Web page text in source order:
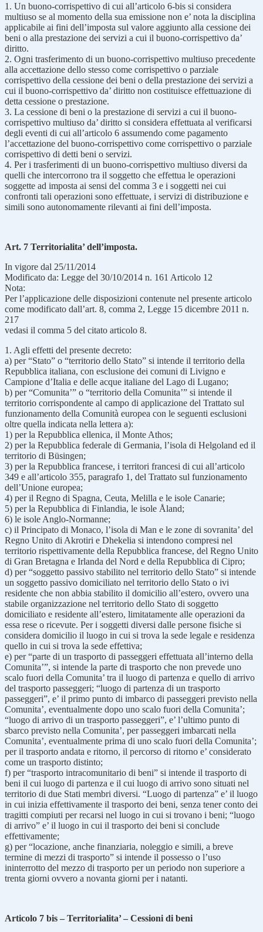
1. Un buono-corrispettivo di cui all’articolo 6-bis si considera
multiuso se al momento della sua emissione non e’ nota la disciplina
applicabile ai fini dell’imposta sul valore aggiunto alla cessione dei
beni o alla prestazione dei servizi a cui il buono-corrispettivo da’
diritto.
2. Ogni trasferimento di un buono-corrispettivo multiuso precedente
alla accettazione dello stesso come corrispettivo o parziale
corrispettivo della cessione dei beni o della prestazione dei servizi a
cui il buono-corrispettivo da’ diritto non costituisce effettuazione di
detta cessione o prestazione.
3. La cessione di beni o la prestazione di servizi a cui il buono-
corrispettivo multiuso da’ diritto si considera effettuata al verificarsi
degli eventi di cui all’articolo 6 assumendo come pagamento
l’accettazione del buono-corrispettivo come corrispettivo o parziale
corrispettivo di detti beni o servizi.
4. Per i trasferimenti di un buono-corrispettivo multiuso diversi da
quelli che intercorrono tra il soggetto che effettua le operazioni
soggette ad imposta ai sensi del comma 3 e i soggetti nei cui
confronti tali operazioni sono effettuate, i servizi di distribuzione e
simili sono autonomamente rilevanti ai fini dell’imposta.
Art. 7 Territorialita’ dell’imposta.
In vigore dal 25/11/2014
Modificato da: Legge del 30/10/2014 n. 161 Articolo 12
Nota:
Per l’applicazione delle disposizioni contenute nel presente articolo
come modificato dall’art. 8, comma 2, Legge 15 dicembre 2011 n.
217
vedasi il comma 5 del citato articolo 8.
1. Agli effetti del presente decreto:
a) per “Stato” o “territorio dello Stato” si intende il territorio della
Repubblica italiana, con esclusione dei comuni di Livigno e
Campione d’Italia e delle acque italiane del Lago di Lugano;
b) per “Comunita’” o “territorio della Comunita’” si intende il
territorio corrispondente al campo di applicazione del Trattato sul
funzionamento della Comunità europea con le seguenti esclusioni
oltre quella indicata nella lettera a):
1) per la Repubblica ellenica, il Monte Athos;
2) per la Repubblica federale di Germania, l’isola di Helgoland ed il
territorio di Büsingen;
3) per la Repubblica francese, i territori francesi di cui all’articolo
349 e all’articolo 355, paragrafo 1, del Trattato sul funzionamento
dell’Unione europea;
4) per il Regno di Spagna, Ceuta, Melilla e le isole Canarie;
5) per la Repubblica di Finlandia, le isole Åland;
6) le isole Anglo-Normanne;
c) il Principato di Monaco, l’isola di Man e le zone di sovranita’ del
Regno Unito di Akrotiri e Dhekelia si intendono compresi nel
territorio rispettivamente della Repubblica francese, del Regno Unito
di Gran Bretagna e Irlanda del Nord e della Repubblica di Cipro;
d) per “soggetto passivo stabilito nel territorio dello Stato” si intende
un soggetto passivo domiciliato nel territorio dello Stato o ivi
residente che non abbia stabilito il domicilio all’estero, ovvero una
stabile organizzazione nel territorio dello Stato di soggetto
domiciliato e residente all’estero, limitatamente alle operazioni da
essa rese o ricevute. Per i soggetti diversi dalle persone fisiche si
considera domicilio il luogo in cui si trova la sede legale e residenza
quello in cui si trova la sede effettiva;
e) per “parte di un trasporto di passeggeri effettuata all’interno della
Comunita’”, si intende la parte di trasporto che non prevede uno
scalo fuori della Comunita’ tra il luogo di partenza e quello di arrivo
del trasporto passeggeri; “luogo di partenza di un trasporto
passeggeri”, e’ il primo punto di imbarco di passeggeri previsto nella
Comunita’, eventualmente dopo uno scalo fuori della Comunita’;
“luogo di arrivo di un trasporto passeggeri”, e’ l’ultimo punto di
sbarco previsto nella Comunita’, per passeggeri imbarcati nella
Comunita’, eventualmente prima di uno scalo fuori della Comunita’;
per il trasporto andata e ritorno, il percorso di ritorno e’ considerato
come un trasporto distinto;
f) per “trasporto intracomunitario di beni” si intende il trasporto di
beni il cui luogo di partenza e il cui luogo di arrivo sono situati nel
territorio di due Stati membri diversi. “Luogo di partenza” e’ il luogo
in cui inizia effettivamente il trasporto dei beni, senza tener conto dei
tragitti compiuti per recarsi nel luogo in cui si trovano i beni; “luogo
di arrivo” e’ il luogo in cui il trasporto dei beni si conclude
effettivamente;
g) per “locazione, anche finanziaria, noleggio e simili, a breve
termine di mezzi di trasporto” si intende il possesso o l’uso
ininterrotto del mezzo di trasporto per un periodo non superiore a
trenta giorni ovvero a novanta giorni per i natanti.
Articolo 7 bis – Territorialita’ – Cessioni di beni